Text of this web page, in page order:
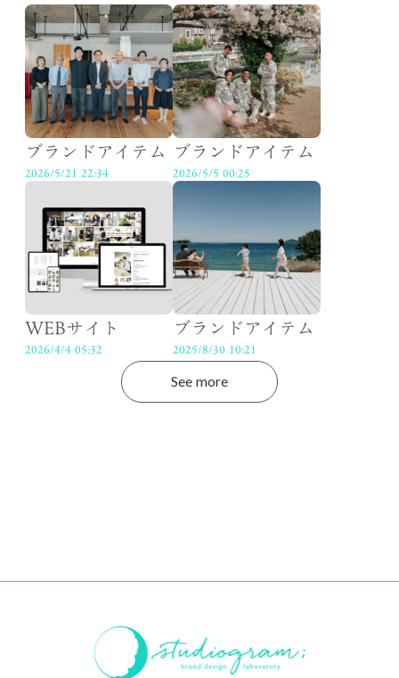
ブランドアイテム
2026/5/21 22:34
ブランドアイテム
2026/5/5 00:25
WEBサイト
2026/4/4 05:32
ブランドアイテム
2025/8/30 10:21
See more